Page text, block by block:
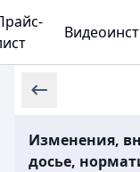
Изменения,
досье,